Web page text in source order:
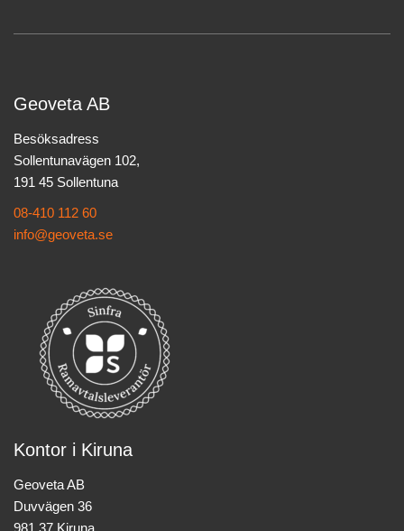
Geoveta AB
Besöksadress
Sollentunavägen 102,
191 45 Sollentuna
08-410 112 60
info@geoveta.se
Kontor i Kiruna
Geoveta AB
Duvvägen 36
981 37 Kiruna